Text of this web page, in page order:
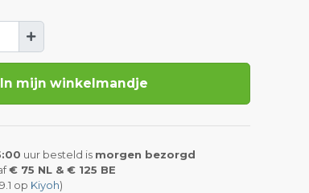
In mijn winkelmandje
uur besteld is morgen bezorgd
€ 75 NL & € 125 BE
op Kiyoh)